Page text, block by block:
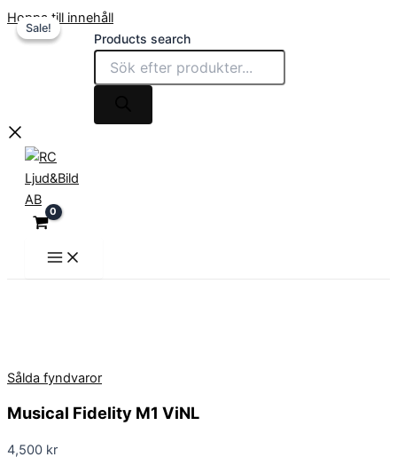
Hoppa till innehåll
Products search
Sålda fyndvaror
Musical Fidelity M1 ViNL
4,500 kr
Sale!
Sale!